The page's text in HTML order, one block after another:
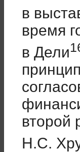
в
время
в Дели
второй
Н.С.